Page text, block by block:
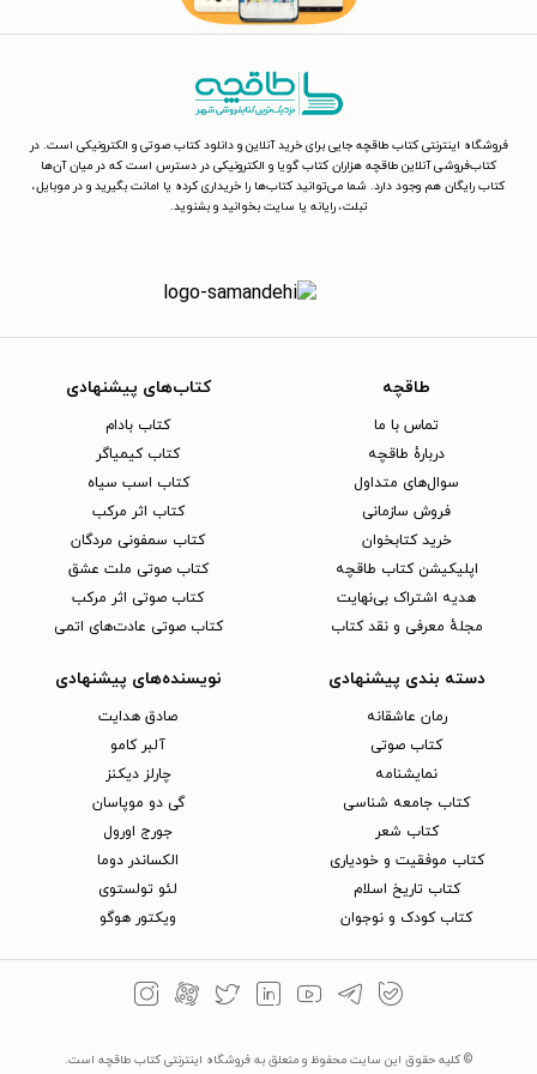
فروشگاه اینترنتی کتاب طاقچه جایی برای خرید آنلاین و دانلود کتاب صوتی و الکترونیکی است. در
کتاب‌فروشی آنلاین طاقچه هزاران کتاب گویا و الکترونیکی در دسترس است که در میان آن‌ها
کتاب رایگان هم وجود دارد. شما می‌توانید کتاب‌ها را خریداری کرده یا امانت بگیرید و در موبایل،
تبلت، رایانه یا سایت بخوانید و بشنوید.
طاقچه
تماس با ما
دربارهٔ طاقچه
سوال‌های متداول
فروش سازمانی
خرید کتابخوان
اپلیکیشن کتاب طاقچه
هدیه اشتراک بی‌نهایت
مجلهٔ معرفی و نقد کتاب
کتاب‌های پیشنهادی
کتاب بادام
کتاب کیمیاگر
کتاب اسب سیاه
کتاب اثر مرکب
کتاب سمفونی مردگان
کتاب صوتی ملت عشق
کتاب صوتی اثر مرکب
کتاب صوتی عادت‌های اتمی
دسته بندی پیشنهادی
رمان عاشقانه
کتاب‌ صوتی
نمایشنامه
کتاب جامعه شناسی
کتاب شعر
کتاب موفقیت و خودیاری
کتاب تاریخ اسلام
کتاب کودک و نوجوان
نویسنده‌های پیشنهادی
صادق هدایت
آلبر کامو
چارلز دیکنز
گی دو موپاسان
جورج اورول
الکساندر دوما
لئو تولستوی
ویکتور هوگو
© کلیه حقوق این سایت محفوظ و متعلق به فروشگاه اینترنتی کتاب طاقچه است.